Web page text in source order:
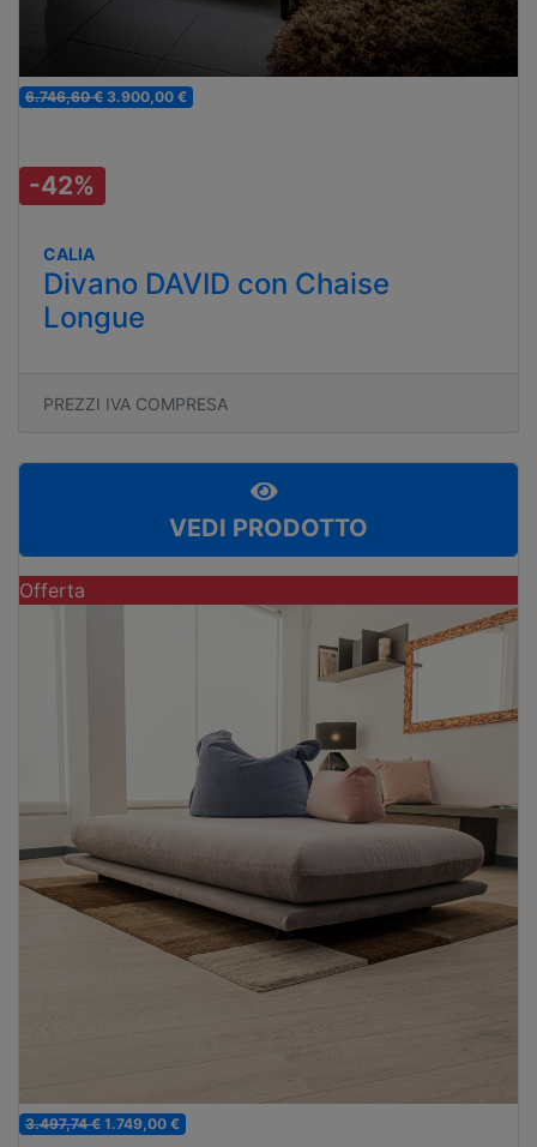
6.746,60 €3.900,00 €
-42%
CALIA
Divano DAVID con Chaise
Longue
PREZZI IVA COMPRESA
VEDI PRODOTTO
Offerta
3.497,74 €1.749,00 €